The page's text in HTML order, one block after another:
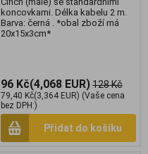
koncovkami. Délka kabelu 2 m.
Barva: černá . *obal zboží má
20x15x3cm*
96 Kč(4,068 EUR)128 Kč
79,40 Kč(3,364 EUR) (Vaše cena
bez DPH:)
Přidat do košíku